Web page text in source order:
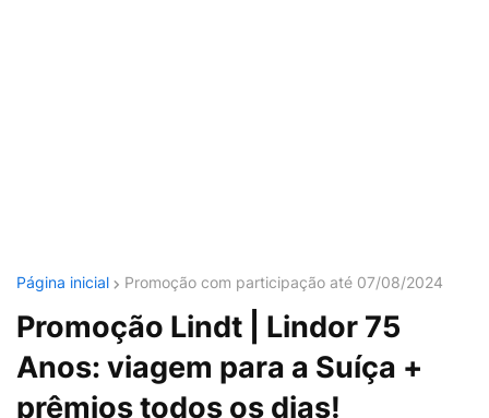
Página inicial Promoção com participação até 07/08/2024
Promoção Lindt | Lindor 75
Anos: viagem para a Suíça +
prêmios todos os dias!